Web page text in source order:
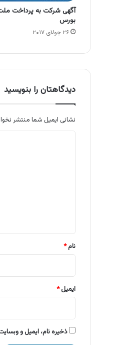
آگهی شرکت به پرداخت
بورس
۲۶ جولای ۲۰۱۷
دیدگاهتان را بنویسید
نشانی ایمیل شما منتشر
نام*
ایمیل*
ذخیره نام، ایمیل و